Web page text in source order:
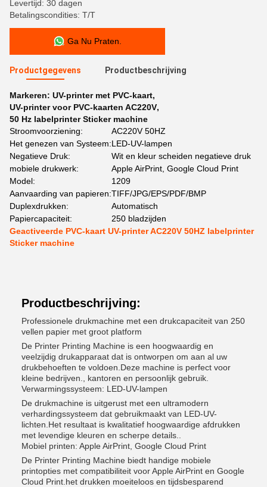
Levertijd: 30 dagen
Betalingscondities: T/T
Ga Nu Praten.
Productgegevens Productbeschrijving
Markeren: UV-printer met PVC-kaart,
UV-printer voor PVC-kaarten AC220V,
50 Hz labelprinter Sticker machine
Stroomvoorziening:
AC220V 50HZ
Het genezen van Systeem:LED-UV-lampen
Negatieve Druk:
Wit en kleur scheiden negatieve druk
mobiele drukwerk:
Apple AirPrint, Google Cloud Print
Model:
1209
Aanvaarding van papieren:TIFF/JPG/EPS/PDF/BMP
Duplexdrukken:
Automatisch
Papiercapaciteit:
250 bladzijden
Geactiveerde PVC-kaart UV-printer AC220V 50HZ labelprinter
Sticker machine
Productbeschrijving:
Professionele drukmachine met een drukcapaciteit van 250
vellen papier met groot platform
De Printer Printing Machine is een hoogwaardig en
veelzijdig drukapparaat dat is ontworpen om aan al uw
drukbehoeften te voldoen.Deze machine is perfect voor
kleine bedrijven., kantoren en persoonlijk gebruik.
Verwarmingssysteem: LED-UV-lampen
De drukmachine is uitgerust met een ultramodern
verhardingssysteem dat gebruikmaakt van LED-UV-
lichten.Het resultaat is kwalitatief hoogwaardige afdrukken
met levendige kleuren en scherpe details..
Mobiel printen: Apple AirPrint, Google Cloud Print
De Printer Printing Machine biedt handige mobiele
printopties met compatibiliteit voor Apple AirPrint en Google
Cloud Print.het drukken moeiteloos en tijdsbesparend